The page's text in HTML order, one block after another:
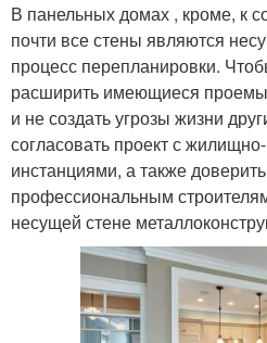
В панельных домах , кроме, к
почти все стены являются
процесс перепланировки.
расширить имеющиеся проемы
и не создать угрозы жизни
согласовать проект с
инстанциями, а также
профессиональным
несущей стене